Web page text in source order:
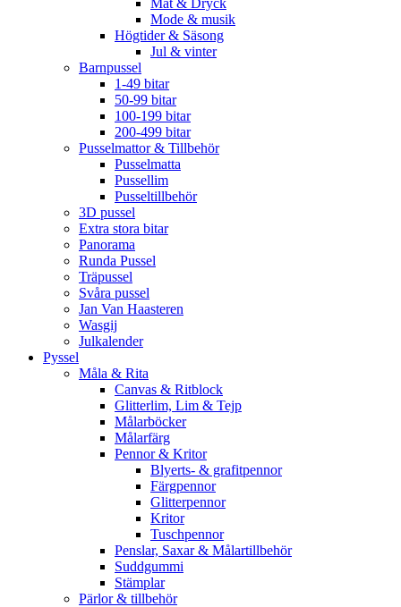
Mat & Dryck
Mode & musik
Högtider & Säsong
Jul & vinter
Barnpussel
1-49 bitar
50-99 bitar
100-199 bitar
200-499 bitar
Pusselmattor & Tillbehör
Pusselmatta
Pussellim
Pusseltillbehör
3D pussel
Extra stora bitar
Panorama
Runda Pussel
Träpussel
Svåra pussel
Jan Van Haasteren
Wasgij
Julkalender
Pyssel
Måla & Rita
Canvas & Ritblock
Glitterlim, Lim & Tejp
Målarböcker
Målarfärg
Pennor & Kritor
Blyerts- & grafitpennor
Färgpennor
Glitterpennor
Kritor
Tuschpennor
Penslar, Saxar & Målartillbehör
Suddgummi
Stämplar
Pärlor & tillbehör